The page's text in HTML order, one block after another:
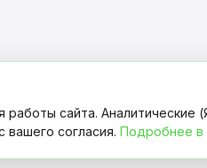
сайта. Аналитические
вашего согласия. Подробнее в